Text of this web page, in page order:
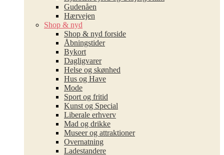
Gudenåen
Hærvejen
Shop & nyd
Shop & nyd forside
Åbningstider
Bykort
Dagligvarer
Helse og skønhed
Hus og Have
Mode
Sport og fritid
Kunst og Special
Liberale erhverv
Mad og drikke
Museer og attraktioner
Overnatning
Ladestandere
Mønsted Kalkgruber
Verdenskortet
Energimuseet
Viborg Museum
Museer og attraktioner
Mad og drikke
Overnatning
Cykelruter
De fem Halder